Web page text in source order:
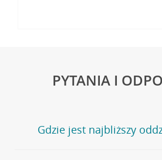
PYTANIA I
Gdzie jest najbliższy